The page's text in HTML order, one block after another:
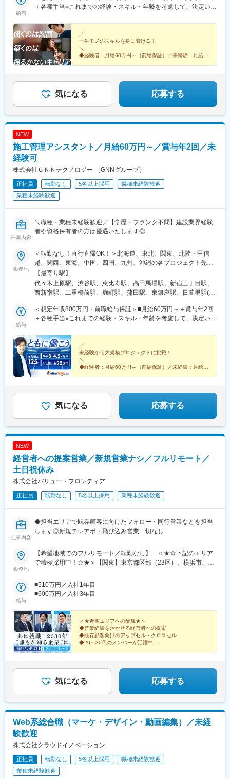
庫、奈良、和歌山東海／愛知、静岡、三重、岐阜中国・四国／鳥
岡、佐賀、長崎、熊本、大分、宮崎、鹿児島、沖縄＼広島にてビ
ッグプロジェクト始動！／裁量のあるポジションをお任せ◎より
高待遇をご用意しております。ご希望の方は面接にてお気軽にご
質問ください。
駅、南砂町駅、三田駅(東京都)、森下駅(東京都)、高輪台駅、新木
駅、テレコムセンター駅、六本木駅、田町駅(東京都)、白金高輪
駅、高輪ゲートウェイ駅、神谷町駅、外苑前駅、国立駅、南新宿
駅、初台駅、千駄ケ谷駅、曙橋駅、国立競技場駅、四谷三丁目
駅、西荻窪駅、富士見ケ丘駅、荻窪駅、神保町駅、淡路町駅、市
ケ谷駅、九段下駅、上野御徒町駅、昭和島駅、池上駅、糀谷駅、
新富町駅(東京都)、勝どき駅、京橋駅(東京都)、新中野駅、京王八
王子駅、武蔵五日市駅、西台駅、本蓮沼駅、青物横丁駅、武蔵境
ス駅、新千葉駅、京成稲毛駅、新八柱駅、大宮駅(埼玉県)、南浦和
駅、さいたま新都心駅、北浦和駅、浦和駅、和光市駅、西川口
駅、東川口駅、朝霞駅、新越谷駅、川越駅、志木駅、所沢駅、草
駅、平林駅(大阪府)、中ふ頭駅、西大橋駅、肥後橋駅、阿波座駅、
北浜駅(大阪府)、なんば駅(南海線)、天満橋駅、長堀橋駅、谷町六
(大阪府・阪急線)、なにわ橋駅、天満駅、中津駅(地下鉄)、中崎町
駅、扇町駅(大阪府)、西梅田駅、大阪梅田駅(阪神線)、矢場町駅、
左京山駅、武蔵小杉駅、目黒駅、秋葉原駅、新橋駅、東京駅、町
田駅、大手町駅(東京都)、中野駅(東京都)、大門駅(東京都)、西日
暮里駅、五反田駅、中目黒駅、泉岳寺駅、立川駅、小竹向原駅、
二子玉川駅、四ツ谷駅、あざみ野駅、湘南台駅、天王洲アイル
駅、日吉駅(神奈川県)、溝の口駅、長津田駅、登戸駅、戸塚駅、海
老名駅(相模線)、大和駅(神奈川県)、菊名駅、大船駅、橋本駅(神奈
川県)、上大岡駅、中央林間駅、川崎駅、稲毛駅、千葉駅、新松戸
駅、浦安駅(千葉県)、北習志野駅、京成船橋駅、新浦安駅、新鎌ケ
谷駅、市川駅、舞浜駅、南流山駅、本八幡駅(都営線)、船橋駅、西
県)、栄駅(愛知県)、東梅田駅、阿倍野駅(阪堺線)、鶴橋駅、京橋駅
(大阪府)、南方駅(大阪府)、上小田井駅、上飯田駅、鶴舞駅、藤が
丘駅(愛知県)、金山駅(愛知県)、流山おおたかの森駅、藤沢駅、富
田駅(大阪府)、上牧駅(大阪府)、高槻駅、高槻市駅、天王寺駅、新
今宮駅、本町駅、江坂駅、弁天町駅、西九条駅、千里中央駅(北大
橋駅、刈谷駅、星ケ丘駅(愛知県)、高蔵寺駅、ＪＲ難波駅、中百舌
鳥駅、大曽根駅、赤池駅(愛知県)、大阪駅、新大阪駅、北新地駅、
大阪阿部野橋駅、近鉄名古屋駅、名鉄名古屋駅、博多駅、天神
駅、福岡空港駅(鉄道)、姪浜駅、西新駅、天神南駅、大橋駅(福岡
県)、中洲川端駅、千早駅、三ノ宮駅、尼崎駅(東海道本線)、神戸
王寺駅、近鉄奈良駅、学園前駅(奈良県)、大和西大寺駅、生駒駅、
和歌山駅、和歌山市駅、京都駅、京阪山科駅、烏丸駅、草津駅(滋
賀県)、南草津駅、京阪石山駅、瀬田駅(滋賀県)、竹田駅(京都府)、
大通駅、札幌駅、仙台駅、岡山駅、下関駅、松江駅、鳥取駅、広
島駅、福山駅、横川駅、新白島駅、西条駅(広島県)、西高屋駅、東
広島駅、八本松駅、北参道駅、浜松町駅、西日暮里駅(舎人ライナ
ー)、大崎広小路駅、祐天寺駅、江古田駅、二子新地駅、阿倍野駅
(地下鉄)、鴫野駅、西中島南方駅、丸の内駅(愛知県)、小田井駅、
上前津駅、東別院駅、摂津富田駅、新今宮駅前駅、千鳥橋駅、千
里中央駅(大阪モノレール)、百舌鳥八幡駅、玉造駅、宮之阪駅、新
ンター駅、祇園駅(福岡県)、西鉄福岡駅、櫛田神社前駅、西鉄千早
駅、三宮駅(神戸新交通)、ハーバーランド駅、山陽姫路駅、西代
駅(京都市営)、石山駅、くいな橋駅、西４丁目駅、さっぽろ駅、仙
台駅(地下鉄)、岡山駅前駅、横川駅(広島県)、白島駅(広島高速交通
駅、天王寺駅前駅、動物園前駅、駅前駅、平安通駅、呉服町駅(福
岡県)、香椎宮前駅、三宮駅(神戸市営)、高速神戸駅、西新町駅、
信貴山下駅、四宮駅、五条駅(京都市営)、唐橋前駅、狸小路駅、北
１２条駅、あおば通駅、西川緑道公園駅、猿猴橋町駅、横川一丁
目駅、城北駅
給与
＋各種手当※これまでの経験・スキル・年齢を考慮して、決定いた
年齢、経験、能力、適性を考慮して、支給額を決定します。ーー
ーーーーーーーーーーーーーーーーーーーーーーーーーーーーー
ーー■未経験者は月給35万円～＋賞与年2回＋各種手当 ※これま
での経験・スキル・年齢を考慮して、決定いたします※残業代は別
途全額支給します。＼勤務地特典！／入社祝い金として別途20万
／
一生モノのスキルを身に着ける！
＼
◆経験者：月給60万円～（前給保証）／未経験：月給
気になる 応募する
NEW
施工管理アシスタント／月給60万円～／賞与年2回／未
経験可
株式会社ＧＮＮテクノロジー （GNNグループ）
正社員 転勤なし 5名以上採用
職種未経験歓迎
業種未経験歓迎
仕事内容
＼職種・業種未経験歓迎／【学歴・ブランク不問】建設業界経験
者や資格保有者の方は優遇いたします◎
勤務地
＜転勤なし！直行直帰OK！＞北海道、東北、関東、北陸・甲信
越、関西、東海、中国、四国、九州、沖縄の各プロジェクト先★
希望勤務地・通勤時間を考慮いたします！★直行直帰OK★U・Iタ
ーン歓迎！住宅手当あり★転居を伴う転勤はありません北海道東
北／青森県・岩手県・宮城県・秋田県・山形県・福島県関東／東
山、石川、福井、新潟県、長野県、山梨県関西／大阪、京都、滋
賀、兵庫、奈良、和歌山東海／愛知、静岡、三重、岐阜中国・四
州／福岡、佐賀、長崎、熊本、大分、宮崎、鹿児島、沖縄＼広島
にてビッグプロジェクト始動！／裁量のあるポジションをお任せ
◎より高待遇をご用意しております。ご希望の方は面接にてお気
軽にご質問ください。
【最寄り駅】
代々木上原駅、渋谷駅、恵比寿駅、高田馬場駅、新宿三丁目駅、
西新宿駅、二重橋前駅、麹町駅、蒲田駅、東銀座駅、日暮里駅(舎
河駅、有楽町駅、豊洲駅、南砂町駅、三田駅(東京都)、森下駅(東
京都)、高輪台駅、新木場駅、北千住駅、大崎駅、国分寺駅、東京
駅(東京都)、白金高輪駅、高輪ゲートウェイ駅、神谷町駅、外苑前
駅、国立駅、南新宿駅、初台駅、千駄ケ谷駅、曙橋駅、国立競技
場駅、四谷三丁目駅、西荻窪駅、富士見ケ丘駅、荻窪駅、神保町
駅、淡路町駅、市ケ谷駅、九段下駅、上野御徒町駅、昭和島駅、
池上駅、糀谷駅、八丁堀駅(東京都)、日本橋駅(東京都)、築地市場
新中野駅、京王八王子駅、武蔵五日市駅、西台駅、本蓮沼駅、大
森海岸駅、青物横丁駅、武蔵境駅、三鷹駅、吉祥寺駅、湯島駅、
駅、新八柱駅、大宮駅(埼玉県)、南浦和駅、さいたま新都心駅、北
浦和駅、浦和駅、和光市駅、西川口駅、東川口駅、朝霞駅、新越
谷駅、川越駅、蕨駅、志木駅、所沢駅、草加駅、大阪難波駅、淀
頭駅、西大橋駅、肥後橋駅、阿波座駅、北浜駅(大阪府)、なんば駅
府)、東部市場前駅、今川駅(大阪府)、中津駅(大阪府・阪急線)、な
にわ橋駅、天満駅、中津駅(地下鉄)、中崎町駅、扇町駅(大阪府)、
駅(名古屋市営)、伏屋駅、稲永駅、笠寺駅、左京山駅、武蔵小杉
駅、目黒駅、秋葉原駅、新橋駅、東京駅、町田駅、綾瀬駅、大手
駅、四ツ谷駅、あざみ野駅、湘南台駅、天王洲アイル駅、日吉駅
(神奈川県)、溝の口駅、長津田駅、登戸駅、戸塚駅、海老名駅(相
大岡駅、中央林間駅、川崎駅、千葉駅、新松戸駅、浦安駅(千葉
県)、北習志野駅、京成船橋駅、新浦安駅、新鎌ケ谷駅、市川駅、
舞浜駅、南流山駅、本八幡駅(都営線)、船橋駅、西船橋駅、久喜
駅、川口駅、南越谷駅、天下茶屋駅、伏見駅(愛知県)、栄駅(愛知
県)、東梅田駅、阿倍野駅(阪堺線)、今宮戎駅、鶴橋駅、京橋駅(大
駅(愛知県)、金山駅(愛知県)、流山おおたかの森駅、藤沢駅、富田
駅(大阪府)、上牧駅(大阪府)、高槻駅、高槻市駅、天王寺駅、新今
宮駅、本町駅、江坂駅、弁天町駅、西九条駅、千里中央駅(北大阪
市駅、豊橋駅、刈谷駅、星ケ丘駅(愛知県)、高蔵寺駅、ＪＲ難波
駅、中百舌鳥駅、大曽根駅、赤池駅(愛知県)、大阪駅、新大阪駅、
北新地駅、大阪阿部野橋駅、近鉄名古屋駅、名鉄名古屋駅、博多
駅、天神駅、福岡空港駅(鉄道)、姪浜駅、西新駅、天神南駅、大橋
駅(福岡県)、中洲川端駅、千早駅、三ノ宮駅、尼崎駅(東海道本
線)、神戸駅(兵庫県)、姫路駅、新長田駅、明石駅、西宮北口駅、
王寺駅、近鉄奈良駅、学園前駅(奈良県)、大和西大寺駅、生駒駅、
和歌山駅、和歌山市駅、京都駅、京阪山科駅、烏丸駅、草津駅(滋
給与
＜想定年収800万円・前職給与保証＞■月給60万円～＋賞与年2回
＋各種手当※これまでの経験・スキル・年齢を考慮して、決定いた
年齢、経験、能力、適性を考慮して、支給額を決定します。ーー
ーーーーーーーーーーーーーーーーーーーーーーーーーーーーー
ーー■未経験者は月給35万円～＋賞与年2回＋各種手当 ※これま
での経験・スキル・年齢を考慮して、決定いたします※残業代は別
途全額支給します。＼勤務地特典！／入社祝い金として別途20万
／
未経験から大規模プロジェクトに挑戦！
＼
◆経験者：月給60万円～（前給保証）／未経験：月給
気になる 応募する
NEW
経営者への提案営業／新規営業ナシ／フルリモート／
土日祝休み
株式会社バリュー・フロンティア
正社員 転勤なし 5名以上採用 業種未経験歓迎
仕事内容
◆担当エリアで既存顧客に向けたフォロー・同行営業などを担当
します◎新規テレアポ・飛び込み営業一切なし
勤務地
【希望地域でのフルリモート／転勤なし】 ＜★☆下記のエリア
で積極採用中！☆★＞【関東】東京都区部（23区）、横浜市、川
市、新潟市【北海道・東北】札幌市、仙台市【中国・九州】広島
市、岡山市、福岡市、北九州市、熊本市◎上記のエリアに通える
ワークでの業務＋対面商談（直行直帰）が基本となります。商談
はオンラインで実施するケースもございます。必要な際はカーシ
ェアサービス（タイムズカー）も利用いただけます。※業務に必要
な機材などは会社が支給します※居住地以外での勤務をご希望の方
は選考時にご相談ください＝＝＝■配属エリアによっては大阪の本
社で研修や業務を行う場合もあります。※月に1回本社での社内会
ビル9階＜アクセス＞・大阪メトロ御堂筋線「西中島南方」駅から
徒歩10分・各線「新大阪」駅から徒歩14分
給与
■510万円／入社1年目
■600万円／入社3年目
＜★希望エリアへの配属★＞
◆営業経験を活かせる経営者への提案
◆既存顧客向けのアップセル・クロスセル
◆20～30代のメンバーが活躍中
気になる 応募する
Web系総合職（マーケ・デザイン・動画編集）／未経
験歓迎
株式会社クラウドイノベーション
正社員 転勤なし 5名以上採用
職種未経験歓迎
業種未経験歓迎